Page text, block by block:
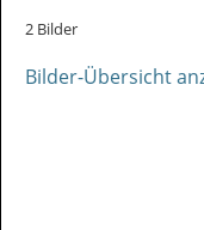
2 Bilder
Bilder-Übersicht